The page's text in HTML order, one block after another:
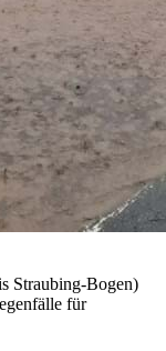
Straubing-Bogen)
für